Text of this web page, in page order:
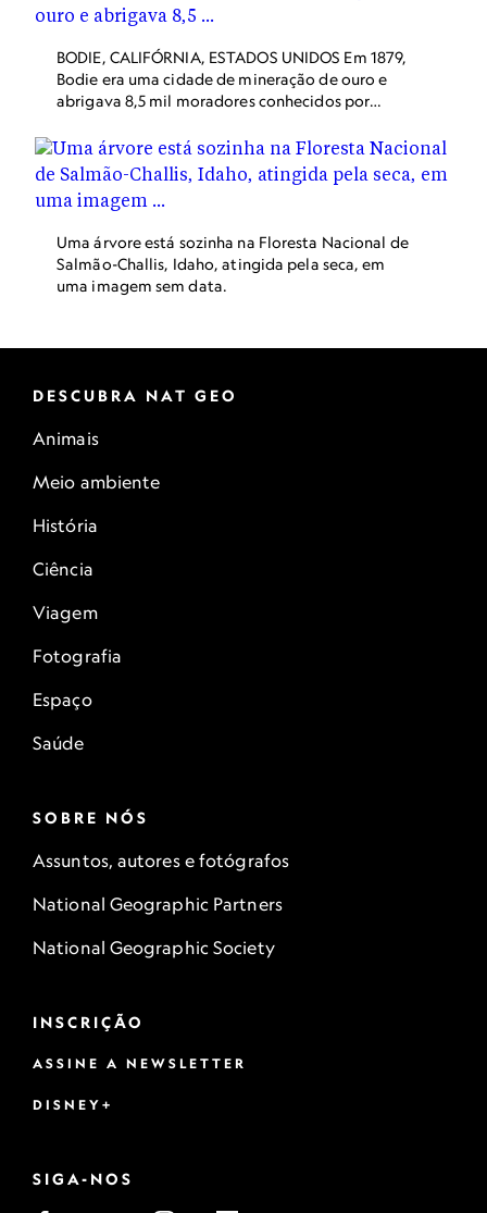
Ortodoxas Gregas – são preservados como local
quilômetros ao norte de Kayaköy, é a cidade
mais próxima.
BODIE, CALIFÓRNIA, ESTADOS UNIDOS Em 1879,
Bodie era uma cidade de mineração de ouro e
abrigava 8,5 mil moradores conhecidos por
estavam praticamente esgotadas e a população
entrou um declínio constante que terminou em
total abandono. Os 150 edifícios remanescentes
estão como os moradores os deixaram. Dica de
da Califórnia, a 11 quilômetros ao sul da cidade
de Bridgeport.
Uma árvore está sozinha na Floresta Nacional de
Salmão-Challis, Idaho, atingida pela seca, em
uma imagem sem data.
DESCUBRA NAT GEO
Animais
Meio ambiente
História
Ciência
Viagem
Fotografia
Espaço
Saúde
SOBRE NÓS
Assuntos, autores e fotógrafos
National Geographic Partners
National Geographic Society
INSCRIÇÃO
ASSINE A NEWSLETTER
DISNEY+
SIGA-NOS